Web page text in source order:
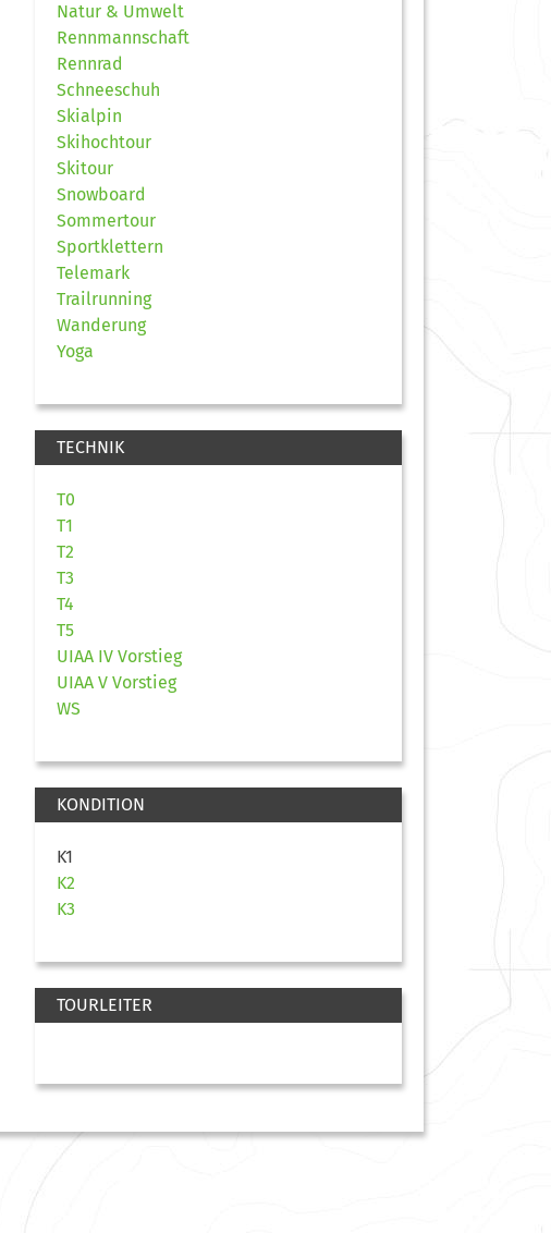
Natur & Umwelt
Rennmannschaft
Rennrad
Schneeschuh
Skialpin
Skihochtour
Skitour
Snowboard
Sommertour
Sportklettern
Telemark
Trailrunning
Wanderung
Yoga
TECHNIK
T0
T1
T2
T3
T4
T5
UIAA IV Vorstieg
UIAA V Vorstieg
WS
KONDITION
K1
K2
K3
TOURLEITER